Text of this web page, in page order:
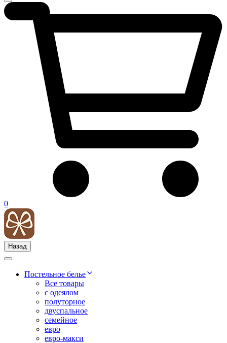
0
Назад
Постельное белье
Все товары
с одеялом
полуторное
двуспальное
семейное
евро
евро-макси